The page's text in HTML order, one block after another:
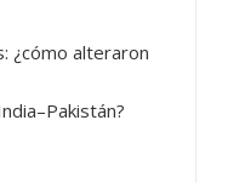
¿cómo alteraron